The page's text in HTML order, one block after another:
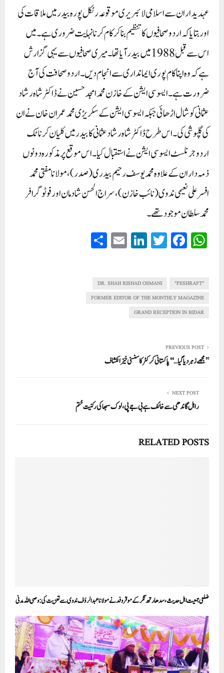
عہدیداران سے اسلامی لائبریری موقوعہ رٹکل پورہ بیدر میں ملاقات کی
اور بتایاکہ اردو صحافیوں کاتنظیم بناکر کام کرنا نہایت ضروری ہے۔ میں
اس سے قبل 1988 میں بیدر آیاتھا۔ میری صحافیوں سے یہی گزارش
ہے کہ وہ اپناکام پوری ایمانداری سے انجام دیں۔ اردوصحافت کی آج
ضرورت ہے۔ ایسوسی ایشن کے خازن محمد امجد حسین نے ڈاکٹر شاہ رشاد
عثمانی کو شال اڑھائی جبکہ ایسوسی ایشن کے سکریڑی محمد عمران خان نے ان
کی گلپوشی کی۔ اس طرح ڈاکٹر شاہ رشاد عثمانی کابیدر میں کلیان کرناٹک
اردو جرنلسٹ ایسوسی ایشن نے استقبال کیا۔ اس موقع پر مذکورہ دونوں
ذمہ داران کے علاوہ محمدیوسف رحیم بیدری (صدر)، مولانا مفتی محمد
افسرعلی نعیمی ندوی (نائب خازن)، سراج الحسن شادمان اور فوٹوگرافر
محمدسلطان موجودتھے۔
W
ha
A
pp
Fa
ce
ok
T
wi
r
Li
nk
In
E
m
"PESHRAFT"
DR. SHAH RISHAD OSMANI
FORMER EDITOR OF THE MONTHLY MAGAZINE
GRAND RECEPTION IN BIDAR
PREVIOUS POST
’’مجھے زہر دیا گیا…‘‘ پاکستانی کرکٹر کا سنسنی خیز انکشاف
NEXT POST
راہل گاندھی سے خائف ہے بی جے پی، لوک سبھا کی رکنیت ختم
RELATED POSTS
ضلعی جمعیت اہل حدیث، سدھارتھ نگر کے موقر وفد نے مولانا عبدالرؤف ندوی سے تعزیت کی: وصی اللہ مدنی